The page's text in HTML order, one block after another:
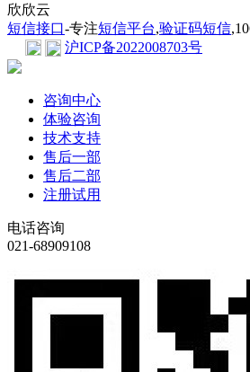
欣欣云
短信接口-专注短信平台,验证码短信
沪ICP备2022008703号
咨询中心
体验咨询
技术支持
售后一部
售后二部
注册试用
电话咨询
021-68909108